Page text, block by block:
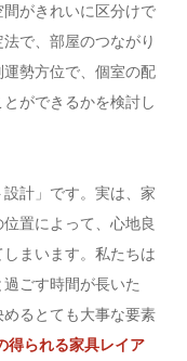
がきれいに区分けで
で、部屋のつながり
勢方位で、個室の配
ができるかを検討し
計」です。実は、家
置によって、心地良
まいます。私たちは
ごす時間が長いた
るとても大事な要素
得られる家具レイア